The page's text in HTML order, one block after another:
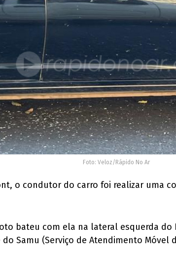
Foto: Veloz/Rápido No Ar
o condutor do carro foi realizar uma
bateu com ela na lateral esquerda
Samu (Serviço de Atendimento Móvel